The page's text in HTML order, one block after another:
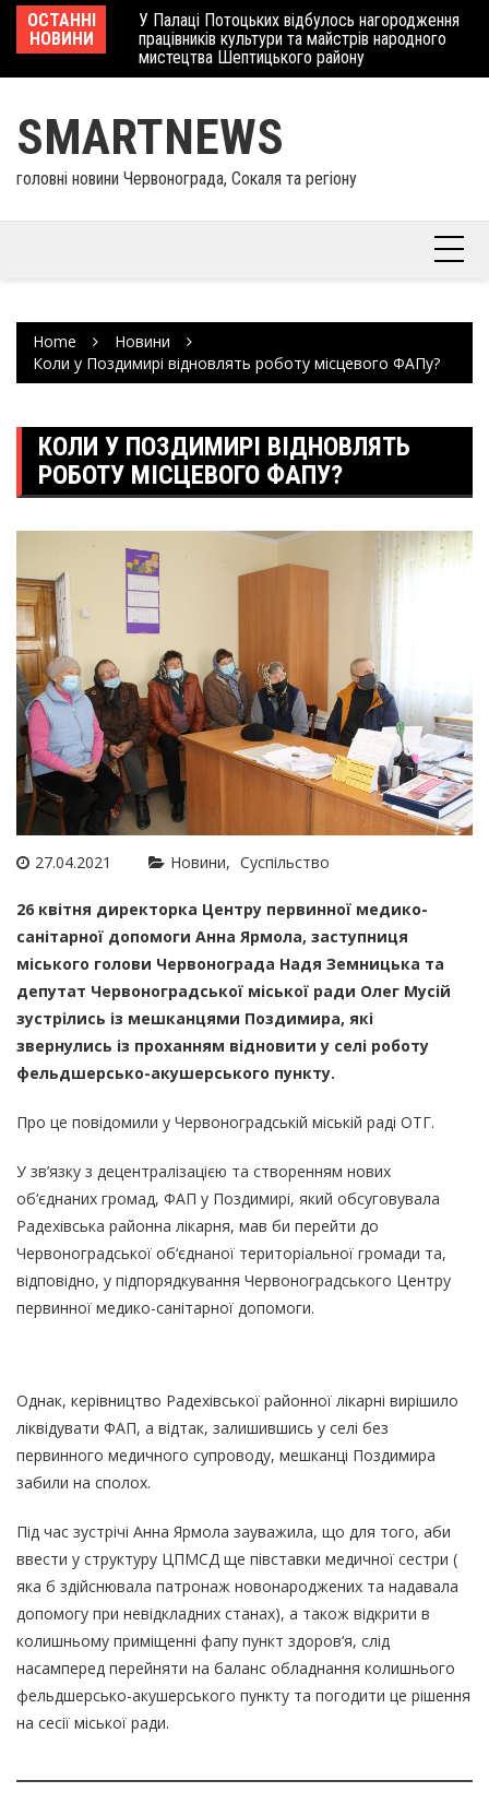
Skip
content
ОСТАННІ
НОВИНИ
У Палаці Потоцьких відбулось нагородження
працівників культури та майстрів народного
мистецтва Шептицького району
SMARTNEWS
головні новини Червонограда, Сокаля та регіону
Home
Новини
Коли у Поздимирі відновлять роботу місцевого ФАПу?
КОЛИ У ПОЗДИМИРІ ВІДНОВЛЯТЬ
РОБОТУ МІСЦЕВОГО ФАПУ?
27.04.2021 Новини Суспільство
26 квітня директорка Центру первинної медико-
санітарної допомоги Анна Ярмола, заступниця
міського голови Червонограда Надя Земницька та
депутат Червоноградської міської ради Олег Мусій
зустрілись із мешканцями Поздимира, які
звернулись із проханням відновити у селі роботу
фельдшерсько-акушерського пункту.
Про це повідомили у Червоноградській міській раді ОТГ.
У зв’язку з децентралізацією та створенням нових
об‘єднаних громад, ФАП у Поздимирі, який обсуговувала
Радехівська районна лікарня, мав би перейти до
Червоноградської об‘єднаної територіальної громади та,
відповідно, у підпорядкування Червоноградського Центру
первинної медико-санітарної допомоги.
Однак, керівництво Радехівської районної лікарні вирішило
ліквідувати ФАП, а відтак, залишившись у селі без
первинного медичного супроводу, мешканці Поздимира
забили на сполох.
Під час зустрічі Анна Ярмола зауважила, що для того, аби
ввести у структуру ЦПМСД ще півставки медичної сестри (
яка б здійснювала патронаж новонароджених та надавала
допомогу при невідкладних станах), а також відкрити в
колишньому приміщенні фапу пункт здоров‘я, слід
насамперед перейняти на баланс обладнання колишнього
фельдшерсько-акушерського пункту та погодити це рішення
на сесії міської ради.